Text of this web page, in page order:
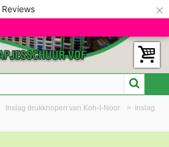
Reviews ×
Inslag drukknopen van Koh-I-Noor >
Inslag